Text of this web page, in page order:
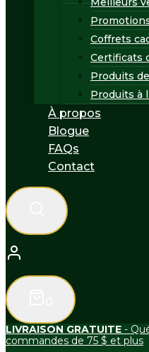
Coffrets
Certificats
Produits
Produits à
À propos
Blogue
FAQs
Contact
LIVRAISON GRATUITE -
commandes de 75 $ et plus